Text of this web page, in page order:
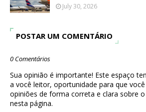
July 30, 2026
POSTAR UM COMENTÁRIO
0 Comentários
Sua opinião é importante! Este espaço
a você leitor, oportunidade para que
opiniões de forma correta e clara sobre
nesta página.